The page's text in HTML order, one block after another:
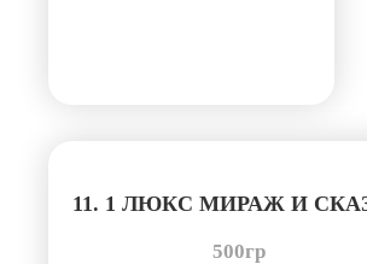
11. 1 ЛЮКС МИРАЖ И
500гр